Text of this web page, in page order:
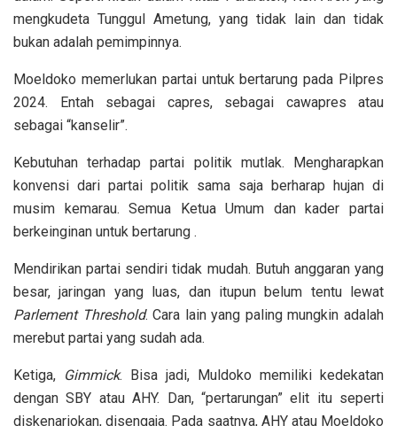
mengkudeta Tunggul Ametung, yang tidak lain dan tidak
bukan adalah pemimpinnya.
Moeldoko memerlukan partai untuk bertarung pada Pilpres
2024. Entah sebagai capres, sebagai cawapres atau
sebagai “kanselir”.
Kebutuhan terhadap partai politik mutlak. Mengharapkan
konvensi dari partai politik sama saja berharap hujan di
musim kemarau. Semua Ketua Umum dan kader partai
berkeinginan untuk bertarung .
Mendirikan partai sendiri tidak mudah. Butuh anggaran yang
besar, jaringan yang luas, dan itupun belum tentu lewat
Parlement Threshold. Cara lain yang paling mungkin adalah
merebut partai yang sudah ada.
Ketiga, Gimmick. Bisa jadi, Muldoko memiliki kedekatan
dengan SBY atau AHY. Dan, “pertarungan” elit itu seperti
diskenariokan, disengaja. Pada saatnya, AHY atau Moeldoko